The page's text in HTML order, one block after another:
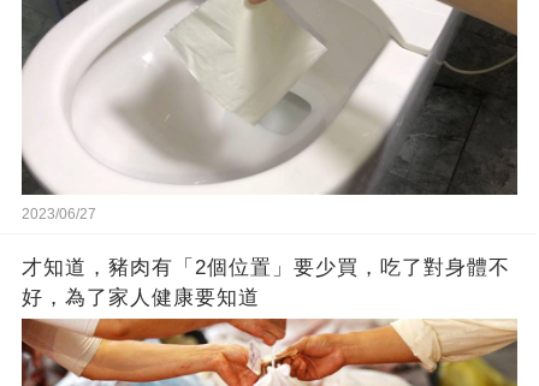
2023/06/27
才知道，豬肉有「2個位置」要少買，吃了對身體不
好，為了家人健康要知道